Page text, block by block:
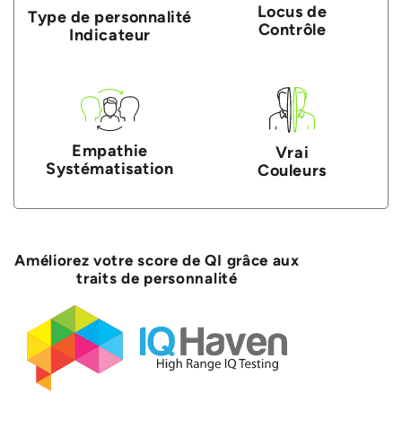
Type de personnalité
Indicateur
Locus de
Contrôle
Empathie
Systématisation
Vrai
Couleurs
Améliorez votre score de QI grâce aux
traits de personnalité